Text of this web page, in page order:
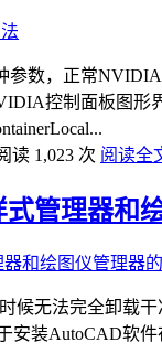
数，正常
控制面板图
读 1,023 次 阅读全
管理器和
候无法完全卸载
装AutoCAD软